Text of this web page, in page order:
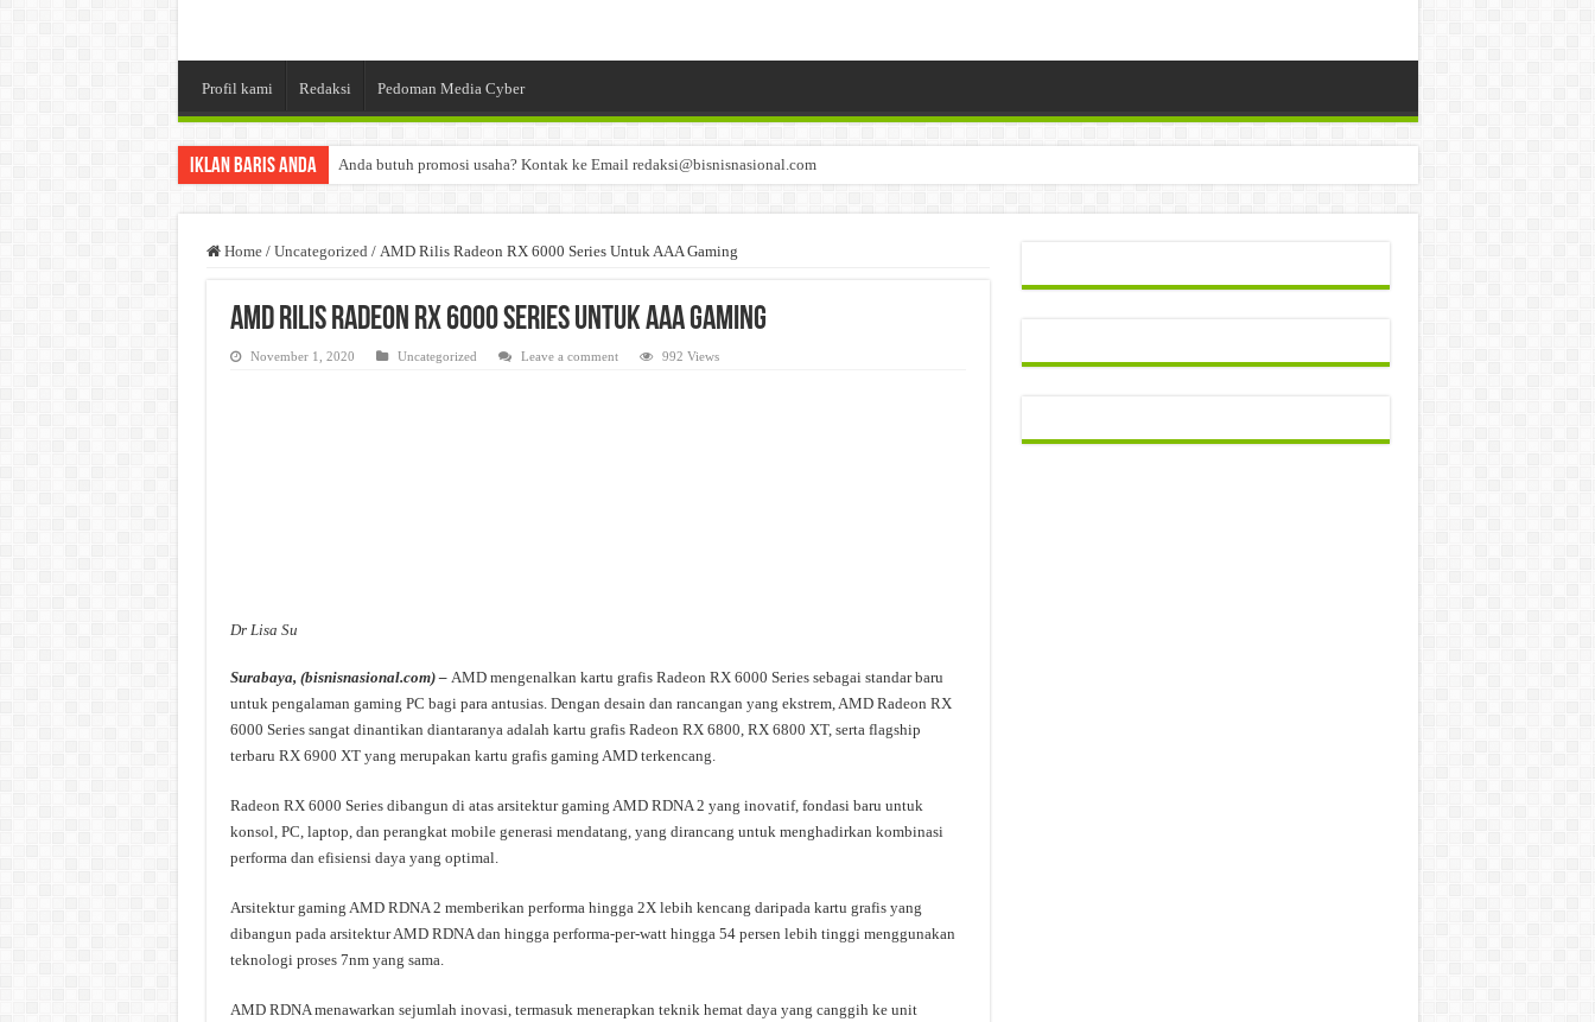
Profil kami Redaksi Pedoman Media Cyber
Iklan Baris Anda Anda butuh promosi usaha? Kontak ke Email redaksi@bisnisnasional.com
Home / Uncategorized / AMD Rilis Radeon RX 6000 Series Untuk AAA Gaming
AMD Rilis Radeon RX 6000 Series Untuk AAA Gaming
November 1, 2020 Uncategorized Leave a comment 992 Views
Dr Lisa Su
Surabaya, (bisnisnasional.com) – AMD mengenalkan kartu grafis Radeon RX 6000 Series sebagai standar baru
untuk pengalaman gaming PC bagi para antusias. Dengan desain dan rancangan yang ekstrem, AMD Radeon RX
6000 Series sangat dinantikan diantaranya adalah kartu grafis Radeon RX 6800, RX 6800 XT, serta flagship
terbaru RX 6900 XT yang merupakan kartu grafis gaming AMD terkencang.
Radeon RX 6000 Series dibangun di atas arsitektur gaming AMD RDNA 2 yang inovatif, fondasi baru untuk
konsol, PC, laptop, dan perangkat mobile generasi mendatang, yang dirancang untuk menghadirkan kombinasi
performa dan efisiensi daya yang optimal.
Arsitektur gaming AMD RDNA 2 memberikan performa hingga 2X lebih kencang daripada kartu grafis yang
dibangun pada arsitektur AMD RDNA dan hingga performa-per-watt hingga 54 persen lebih tinggi menggunakan
teknologi proses 7nm yang sama.
AMD RDNA menawarkan sejumlah inovasi, termasuk menerapkan teknik hemat daya yang canggih ke unit